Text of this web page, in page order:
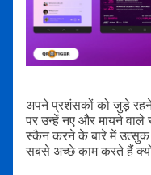
अपने प्रशंसकों को जुड़े
पर उन्हें नए और मायने
स्कैन करने के बारे में
सबसे अच्छे काम करते हैं